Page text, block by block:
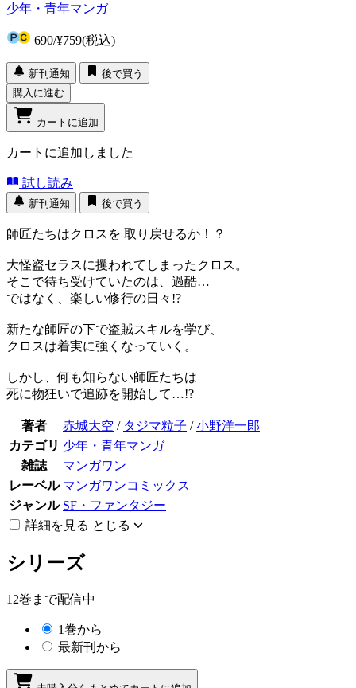
少年・青年マンガ
690/¥759(税込)
新刊通知
後で買う
購入に進む
カートに追加
カートに追加しました
試し読み
新刊通知 後で買う
師匠たちはクロスを 取り戻せるか！？
大怪盗セラスに攫われてしまったクロス。
そこで待ち受けていたのは、過酷…
ではなく、楽しい修行の日々!?
新たな師匠の下で盗賊スキルを学び、
クロスは着実に強くなっていく。
しかし、何も知らない師匠たちは
死に物狂いで追跡を開始して…!?
著者 赤城大空 / タジマ粒子 /小野洋一郎
カテゴリ 少年・青年マンガ
雑誌
マンガワン
レーベル マンガワンコミックス
ジャンル SF・ファンタジー
詳細を見る とじる
シリーズ
12巻まで配信中
1巻から
最新刊から